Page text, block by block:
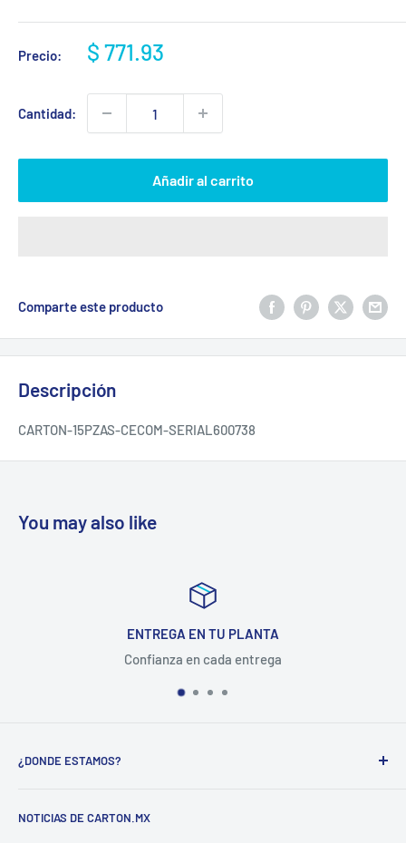
Precio:
Precio
venta
$ 771.93
Cantidad:
Añadir al carrito
Comparte este producto
Descripción
CARTON-15PZAS-CECOM-SERIAL600738
You may also like
ENTREGA EN TU PLANTA
Confianza en cada entrega
¿DONDE ESTAMOS?
NOTICIAS DE CARTON.MX